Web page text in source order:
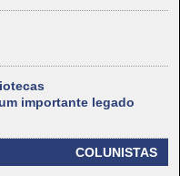
importante legado
COLUNISTAS